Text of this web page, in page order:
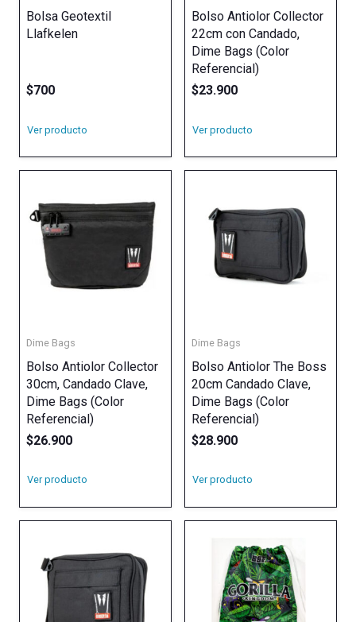
Bolsa Geotextil
Llafkelen
$700
Ver producto
Bolso Antiolor Collector
22cm con Candado,
Dime Bags (Color
Referencial)
$23.900
Ver producto
Dime Bags
Bolso Antiolor Collector
30cm, Candado Clave,
Dime Bags (Color
Referencial)
$26.900
Ver producto
Dime Bags
Bolso Antiolor The Boss
20cm Candado Clave,
Dime Bags (Color
Referencial)
$28.900
Ver producto